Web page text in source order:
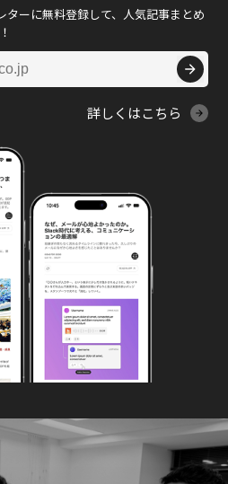
ターに無料登録して、人気記事まとめ
詳しくはこちら